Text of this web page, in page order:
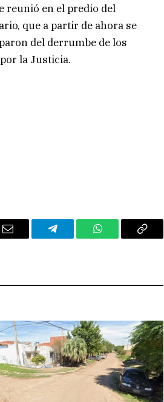
reunió en el predio del
que a partir de ahora se
del derrumbe de los
la Justicia.
Email Telegram WhatsAppCopy